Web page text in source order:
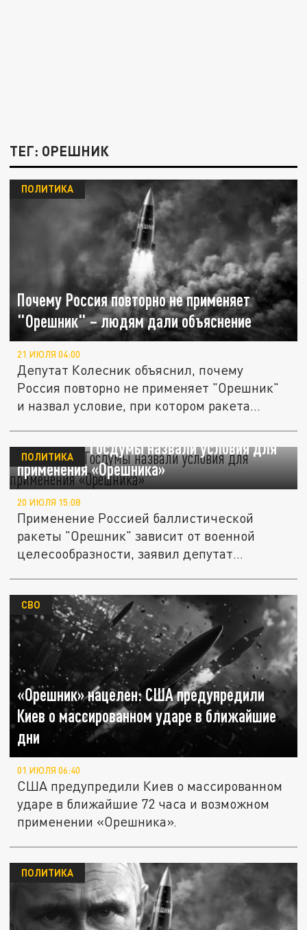
ТЕГ: ОРЕШНИК
Почему Россия повторно не применяет
"Орешник" – людям дали объяснение
ПОЛИТИКА
21 ИЮЛЯ 04:00
Депутат Колесник объяснил, почему
Россия повторно не применяет "Орешник"
и назвал условие, при котором ракета...
В комитете Госдумы назвали условия для
применения «Орешника»
ПОЛИТИКА
20 ИЮЛЯ 15:08
Применение Россией баллистической
ракеты "Орешник" зависит от военной
целесообразности, заявил депутат
«Орешник» нацелен: США предупредили
Киев о массированном ударе в ближайшие
дни
СВО
01 ИЮЛЯ 06:40
США предупредили Киев о массированном
ударе в ближайшие 72 часа и возможном
применении «Орешника».
ПОЛИТИКА